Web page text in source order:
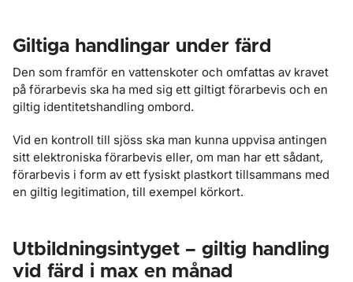
Giltiga handlingar under färd
Den som framför en vattenskoter och omfattas av kravet
på förarbevis ska ha med sig ett giltigt förarbevis och en
giltig identitetshandling ombord.
Vid en kontroll till sjöss ska man kunna uppvisa antingen
sitt elektroniska förarbevis eller, om man har ett sådant,
förarbevis i form av ett fysiskt plastkort tillsammans med
en giltig legitimation, till exempel körkort.
Utbildningsintyget – giltig handling
vid färd i max en månad